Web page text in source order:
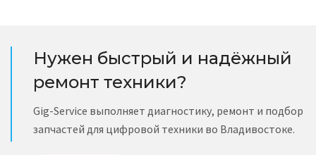
Нужен быстрый и надёжный
ремонт техники?
Gig-Service выполняет диагностику, ремонт и подбор
запчастей для цифровой техники во Владивостоке.